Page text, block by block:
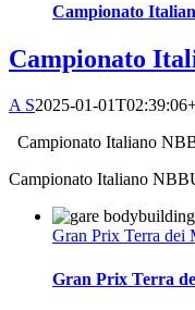
Campionato
Campionato
A S2025-01-
Campionato Italiano
Campionato Italiano
Gran Prix Terra dei
Gran Prix Terra